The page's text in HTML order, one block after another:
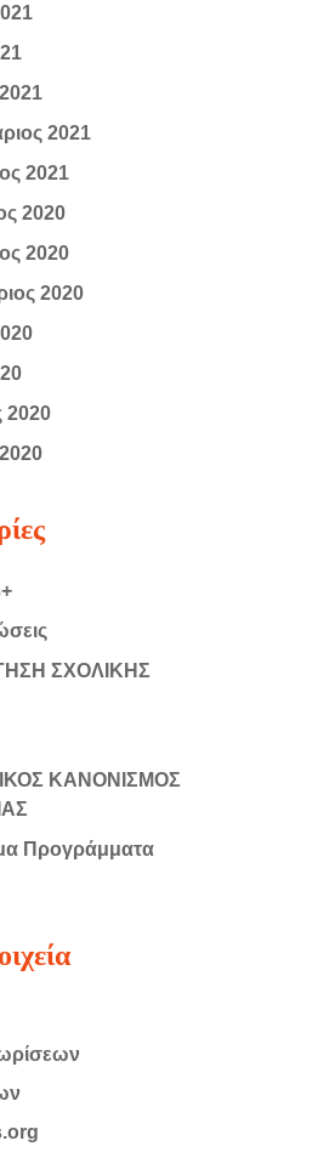
2021
2021
2020
2020
2020
2020
ΣΧΟΛΙΚΗΣ
ΚΑΝΟΝΙΣΜΟΣ
Προγράμματα